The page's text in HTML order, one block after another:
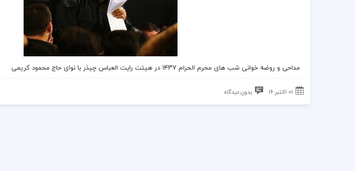
مداحی و روضه خوانیشب های محرم الحرام ۱۴۳۷ در هیئت رایت العباس چیذر با نوایحاج محمود کریمی
01 اکتبر 16 بدون دیدگاه